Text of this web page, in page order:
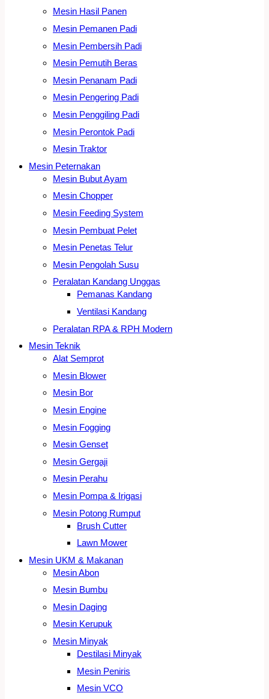
Mesin Hasil Panen
Mesin Pemanen Padi
Mesin Pembersih Padi
Mesin Pemutih Beras
Mesin Penanam Padi
Mesin Pengering Padi
Mesin Penggiling Padi
Mesin Perontok Padi
Mesin Traktor
Mesin Peternakan
Mesin Bubut Ayam
Mesin Chopper
Mesin Feeding System
Mesin Pembuat Pelet
Mesin Penetas Telur
Mesin Pengolah Susu
Peralatan Kandang Unggas
Pemanas Kandang
Ventilasi Kandang
Peralatan RPA & RPH Modern
Mesin Teknik
Alat Semprot
Mesin Blower
Mesin Bor
Mesin Engine
Mesin Fogging
Mesin Genset
Mesin Gergaji
Mesin Perahu
Mesin Pompa & Irigasi
Mesin Potong Rumput
Brush Cutter
Lawn Mower
Mesin UKM & Makanan
Mesin Abon
Mesin Bumbu
Mesin Daging
Mesin Kerupuk
Mesin Minyak
Destilasi Minyak
Mesin Peniris
Mesin VCO